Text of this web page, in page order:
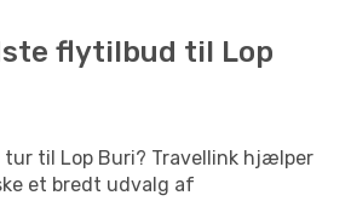
flytilbud til Lop
til Lop Buri? Travellink hjælper
et bredt udvalg af